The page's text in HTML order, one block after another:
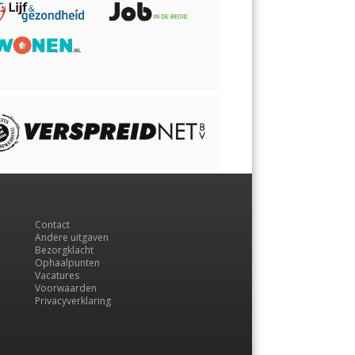
Contact
Andere uitgaven
Bezorgklacht
Ophaalpunten
Vacatures
Voorwaarden
Privacyverklaring